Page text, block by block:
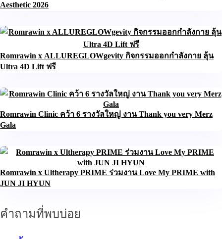
Aesthetic 2026
Romrawin x ALLUREGLOWgevity กิจกรรมออกกำลังกาย ลุ้น
Ultra 4D Lift ฟรี
Romrawin Clinic คว้า 6 รางวัลใหญ่ งาน Thank you very Merz
Gala
Romrawin x Ultherapy PRIME ร่วมงาน Love My PRIME with
JUN JI HYUN
คำถามที่พบบ่อย